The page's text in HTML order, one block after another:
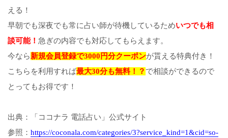
える！
早朝でも深夜でも常に占い師が待機しているためいつでも相
談可能！ 急ぎの内容でも対応してもらえます。
今なら新規会員登録で3000円分クーポンが貰える特典付き！
こちらを利用すれば最大30分も無料！？ で相談ができるので
とってもお得です！
出典：「ココナラ 電話占い」公式サイト
参照： https://coconala.com/categories/3?service_kind=1&cid=so-